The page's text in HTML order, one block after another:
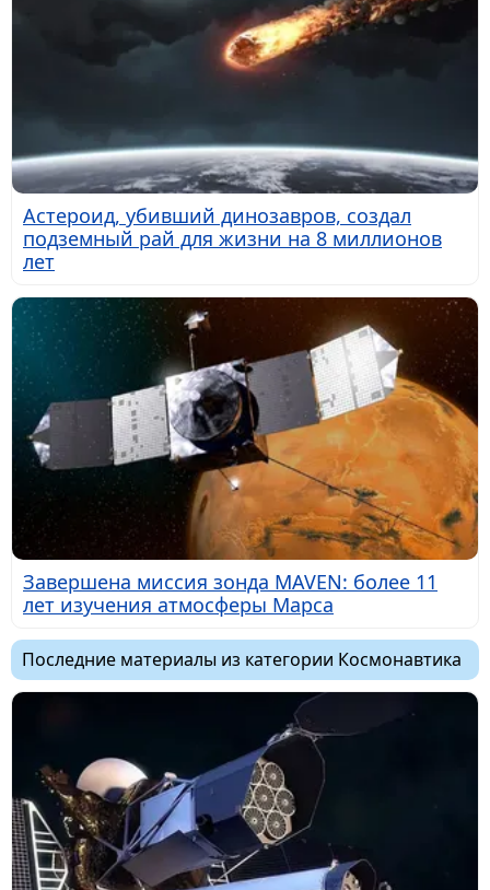
Астероид, убивший динозавров, создал
подземный рай для жизни на 8 миллионов
лет
Завершена миссия зонда MAVEN: более 11
лет изучения атмосферы Марса
Последние материалы из категории Космонавтика